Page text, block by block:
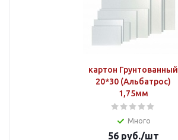
картон Грунтованный
20*30 (Альбатрос)
1,75мм
Много
56руб./шт